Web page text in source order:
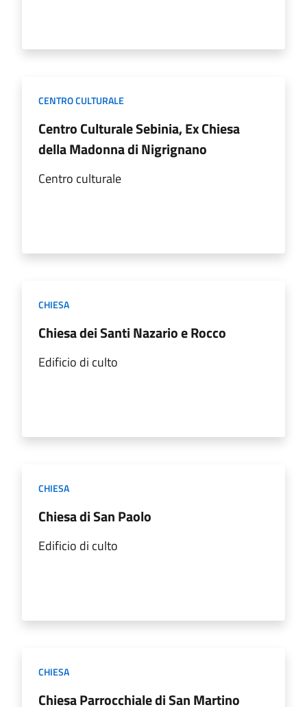
CENTRO CULTURALE
Centro Culturale Sebinia, Ex Chiesa
della Madonna di Nigrignano
Centro culturale
CHIESA
Chiesa dei Santi Nazario e Rocco
Edificio di culto
CHIESA
Chiesa di San Paolo
Edificio di culto
CHIESA
Chiesa Parrocchiale di San Martino